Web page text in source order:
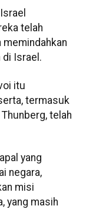
telah
di Israel.
itu
termasuk
telah
yang
negara,
misi
yang masih